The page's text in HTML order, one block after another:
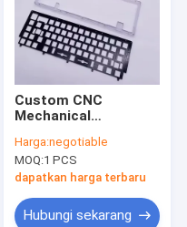
Custom CNC
Mechanical
keyboard case
anodized finish
bottom top CNC
plate
Harga:negotiable
MOQ:1 PCS
dapatkan harga terbaru
Hubungi sekarang